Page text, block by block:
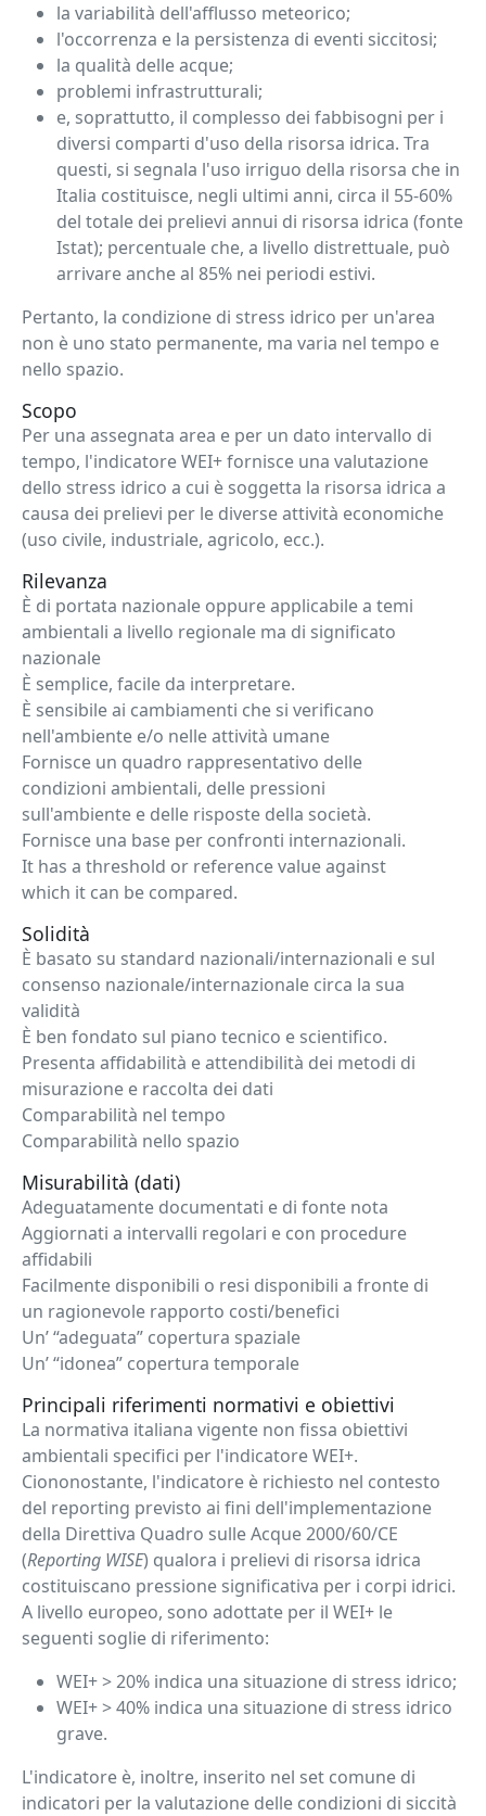
la variabilità dell'afflusso meteorico;
l'occorrenza e la persistenza di eventi siccitosi;
la qualità delle acque;
problemi infrastrutturali;
e, soprattutto, il complesso dei fabbisogni per i
diversi comparti d'uso della risorsa idrica. Tra
questi, si segnala l'uso irriguo della risorsa che in
Italia costituisce, negli ultimi anni, circa il 55-60%
del totale dei prelievi annui di risorsa idrica (fonte
Istat); percentuale che, a livello distrettuale, può
arrivare anche al 85% nei periodi estivi.
Pertanto, la condizione di stress idrico per un'area
non è uno stato permanente, ma varia nel tempo e
nello spazio.
Scopo
Per una assegnata area e per un dato intervallo di
tempo, l'indicatore WEI+ fornisce una valutazione
dello stress idrico a cui è soggetta la risorsa idrica a
causa dei prelievi per le diverse attività economiche
(uso civile, industriale, agricolo, ecc.).
Rilevanza
È di portata nazionale oppure applicabile a temi
ambientali a livello regionale ma di significato
nazionale
È semplice, facile da interpretare.
È sensibile ai cambiamenti che si verificano
nell'ambiente e/o nelle attività umane
Fornisce un quadro rappresentativo delle
condizioni ambientali, delle pressioni
sull'ambiente e delle risposte della società.
Fornisce una base per confronti internazionali.
It has a threshold or reference value against
which it can be compared.
Solidità
È basato su standard nazionali/internazionali e sul
consenso nazionale/internazionale circa la sua
validità
È ben fondato sul piano tecnico e scientifico.
Presenta affidabilità e attendibilità dei metodi di
misurazione e raccolta dei dati
Comparabilità nel tempo
Comparabilità nello spazio
Misurabilità (dati)
Adeguatamente documentati e di fonte nota
Aggiornati a intervalli regolari e con procedure
affidabili
Facilmente disponibili o resi disponibili a fronte di
un ragionevole rapporto costi/benefici
Un’ “adeguata” copertura spaziale
Un’ “idonea” copertura temporale
Principali riferimenti normativi e obiettivi
La normativa italiana vigente non fissa obiettivi
ambientali specifici per l'indicatore WEI+.
Ciononostante, l'indicatore è richiesto nel contesto
del reporting previsto ai fini dell'implementazione
della Direttiva Quadro sulle Acque 2000/60/CE
(Reporting WISE) qualora i prelievi di risorsa idrica
costituiscano pressione significativa per i corpi idrici.
A livello europeo, sono adottate per il WEI+ le
seguenti soglie di riferimento:
WEI+ > 20% indica una situazione di stress idrico;
WEI+ > 40% indica una situazione di stress idrico
grave.
L'indicatore è, inoltre, inserito nel set comune di
indicatori per la valutazione delle condizioni di siccità